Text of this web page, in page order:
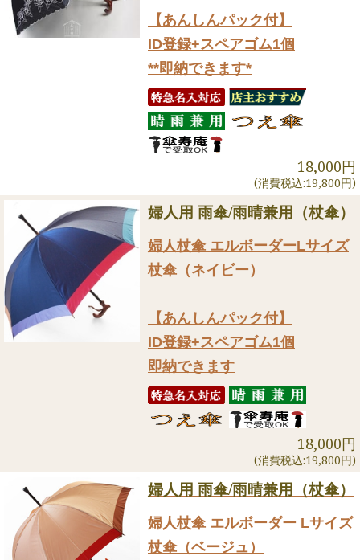
【あんしんパック付】
ID登録+スペアゴム1個
**即納できます*
18,000円
(消費税込:19,800円)
婦人用 雨傘/雨晴兼用（杖傘）
婦人杖傘 エルボーダーLサイズ
杖傘（ネイビー）
【あんしんパック付】
ID登録+スペアゴム1個
即納できます
18,000円
(消費税込:19,800円)
婦人用 雨傘/雨晴兼用（杖傘）
婦人杖傘 エルボーダー Lサイズ
杖傘（ベージュ）